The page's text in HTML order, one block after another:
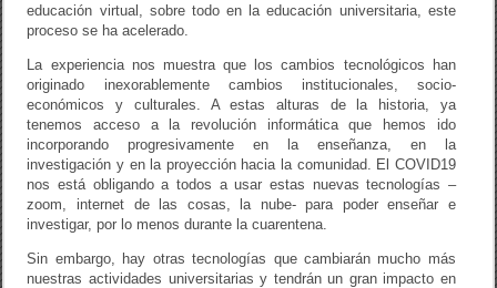
educación virtual, sobre todo en la educación universitaria, este
proceso se ha acelerado.
La experiencia nos muestra que los cambios tecnológicos han
originado inexorablemente cambios institucionales, socio-
económicos y culturales. A estas alturas de la historia, ya
tenemos acceso a la revolución informática que hemos ido
incorporando progresivamente en la enseñanza, en la
investigación y en la proyección hacia la comunidad. El COVID19
nos está obligando a todos a usar estas nuevas tecnologías –
zoom, internet de las cosas, la nube- para poder enseñar e
investigar, por lo menos durante la cuarentena.
Sin embargo, hay otras tecnologías que cambiarán mucho más
nuestras actividades universitarias y tendrán un gran impacto en